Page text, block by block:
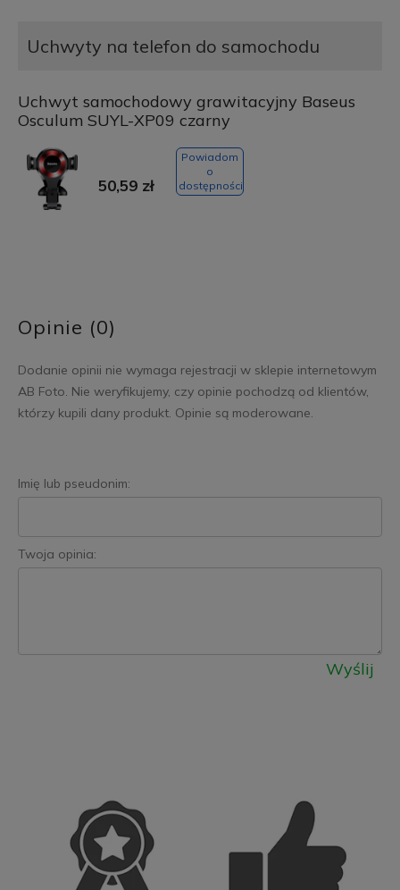
Uchwyty na telefon do samochodu
Uchwyt samochodowy grawitacyjny Baseus
Osculum SUYL-XP09 czarny
50,59 zł
Powiadom
o
dostępności
Opinie (0)
Dodanie opinii nie wymaga rejestracji w sklepie internetowym
AB Foto. Nie weryfikujemy, czy opinie pochodzą od klientów,
którzy kupili dany produkt. Opinie są moderowane.
Imię lub pseudonim:
Twoja opinia:
Wyślij